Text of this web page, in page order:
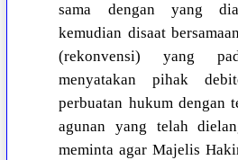
sama dengan yang
kemudian disaat
(rekonvensi) yang
menyatakan pihak
perbuatan hukum dengan
agunan yang telah
meminta agar Majelis